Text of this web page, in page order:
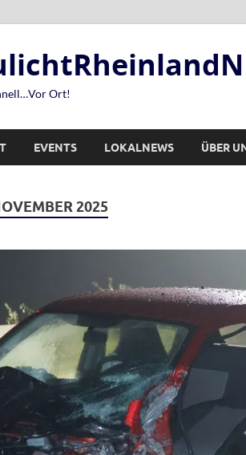
Ort!
EVENTS LOKALNEWS ÜBER
2025